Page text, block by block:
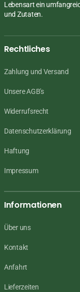
Lebensart ein
und Zutaten.
Rechtliches
Zahlung und Versand
Unsere AGB's
Widerrufsrecht
Datenschutzerklärung
Haftung
Impressum
Informationen
Über uns
Kontakt
Anfahrt
Lieferzeiten